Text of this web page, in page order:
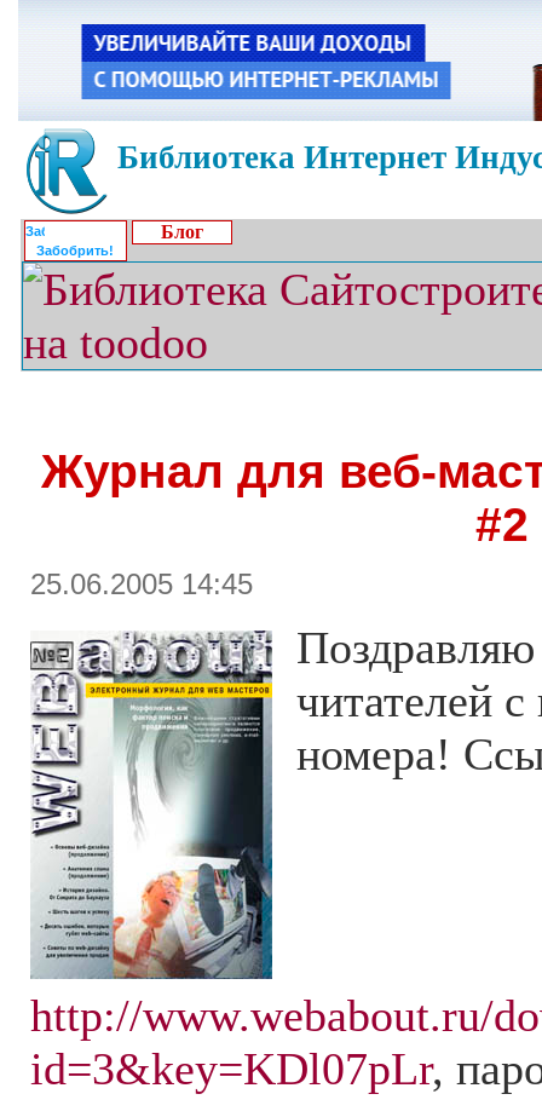
Библиотека Интернет
Забобрить!
Блог
Журнал для веб-
#2
25.06.2005 14:45
читателей
номера!
http://www.webabout.ru/
id=3&key=KDl07pLr,